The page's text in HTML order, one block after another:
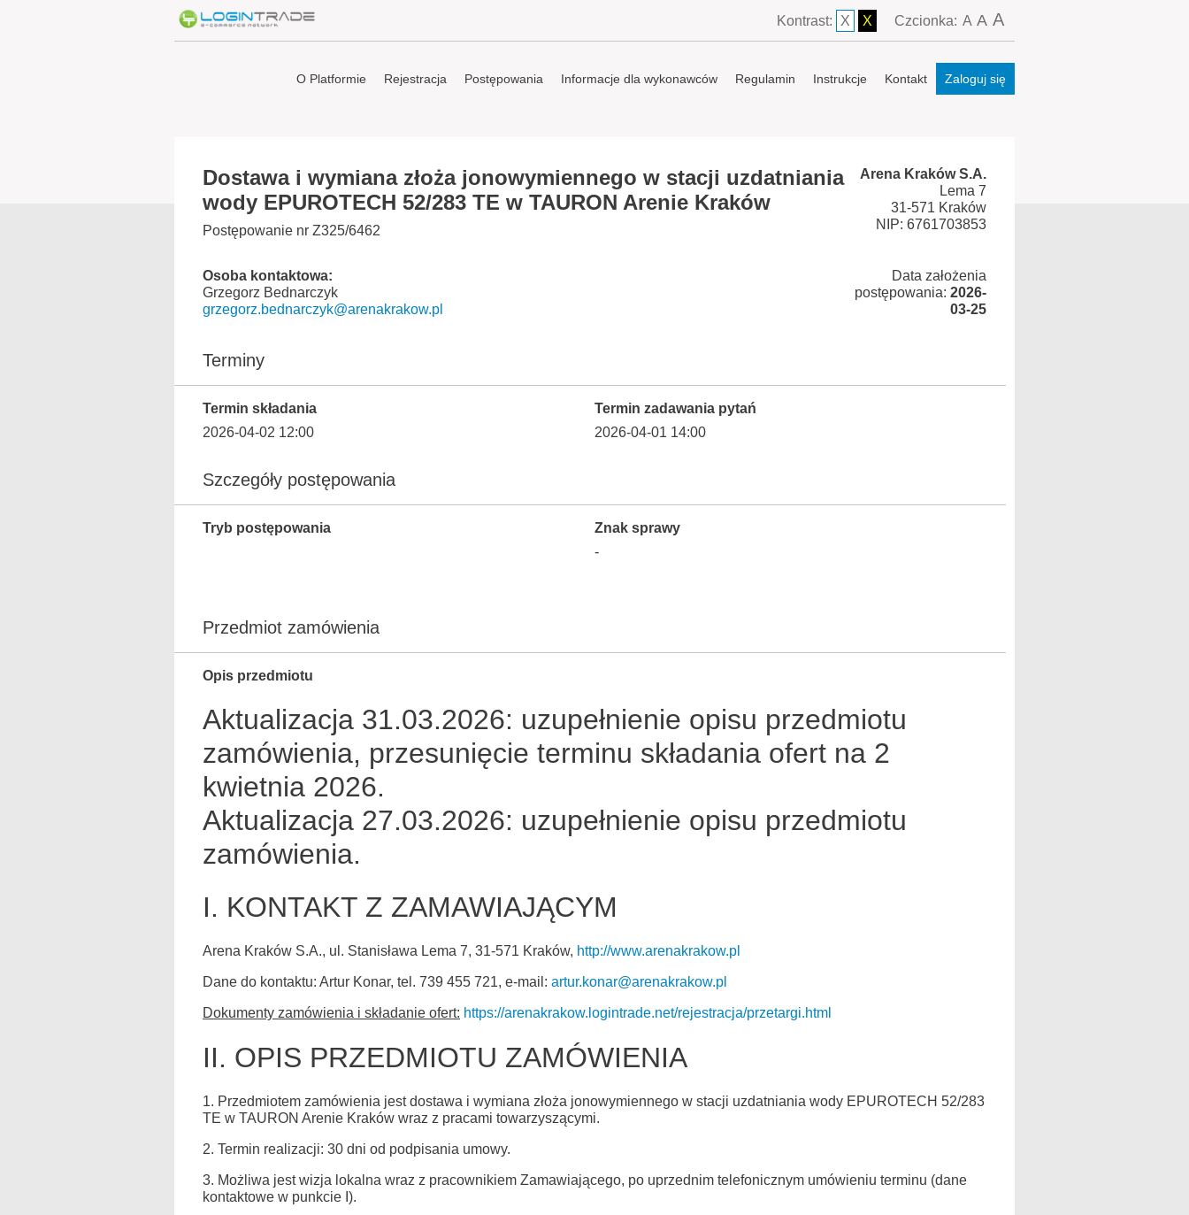
Kontrast: X X Czcionka: A A A
O Platformie Rejestracja Postępowania Informacje dla wykonawców Regulamin Instrukcje Kontakt Zaloguj się
Dostawa i wymiana złoża jonowymiennego w stacji uzdatniania
wody EPUROTECH 52/283 TE w TAURON Arenie Kraków
Postępowanie nr Z325/6462
Osoba kontaktowa:
Grzegorz Bednarczyk
grzegorz.bednarczyk@arenakrakow.pl
Arena Kraków S.A.
Lema 7
31-571 Kraków
NIP: 6761703853
Data założenia
postępowania: 2026-
03-25
Terminy
Termin składania
2026-04-02 12:00
Termin zadawania pytań
2026-04-01 14:00
Szczegóły postępowania
Tryb postępowania
Znak sprawy
-
Przedmiot zamówienia
Opis przedmiotu
Aktualizacja 31.03.2026: uzupełnienie opisu przedmiotu
zamówienia, przesunięcie terminu składania ofert na 2
kwietnia 2026.
Aktualizacja 27.03.2026: uzupełnienie opisu przedmiotu
zamówienia.
I. KONTAKT Z ZAMAWIAJĄCYM
Arena Kraków S.A., ul. Stanisława Lema 7, 31-571 Kraków, http://www.arenakrakow.pl
Dane do kontaktu: Artur Konar, tel. 739 455 721, e-mail: artur.konar@arenakrakow.pl
Dokumenty zamówienia i składanie ofert: https://arenakrakow.logintrade.net/rejestracja/przetargi.html
II. OPIS PRZEDMIOTU ZAMÓWIENIA
1. Przedmiotem zamówienia jest dostawa i wymiana złoża jonowymiennego w stacji uzdatniania wody EPUROTECH 52/283
TE w TAURON Arenie Kraków wraz z pracami towarzyszącymi.
2. Termin realizacji: 30 dni od podpisania umowy.
3. Możliwa jest wizja lokalna wraz z pracownikiem Zamawiającego, po uprzednim telefonicznym umówieniu terminu (dane
kontaktowe w punkcie I).